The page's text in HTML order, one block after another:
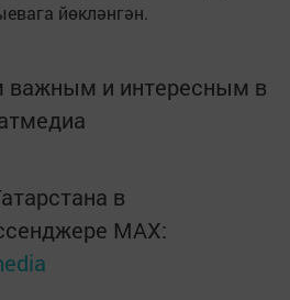
йөкләнгән.
важным и интересным в
в
MАХ: